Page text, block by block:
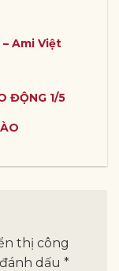
– Ami Việt
ĐỘNG 1/5
thị công
dấu *